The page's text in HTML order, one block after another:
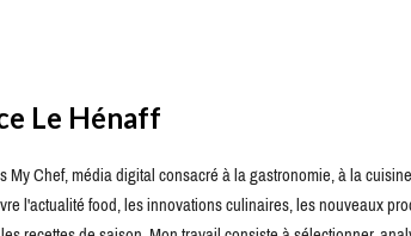
Le Hénaff
My Chef, média digital consacré à la gastronomie, à la
l'actualité food, les innovations culinaires, les nouveaux